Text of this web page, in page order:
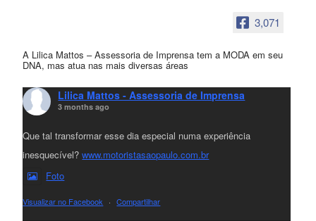
3,071
A Lilica Mattos – Assessoria de Imprensa tem a MODA em seu
DNA, mas atua nas mais diversas áreas
Lilica Mattos - Assessoria de Imprensa
3 months ago
Que tal transformar esse dia especial numa experiência
inesquecível?www.motoristasaopaulo.com.br
Foto
Visualizar no Facebook · Compartilhar